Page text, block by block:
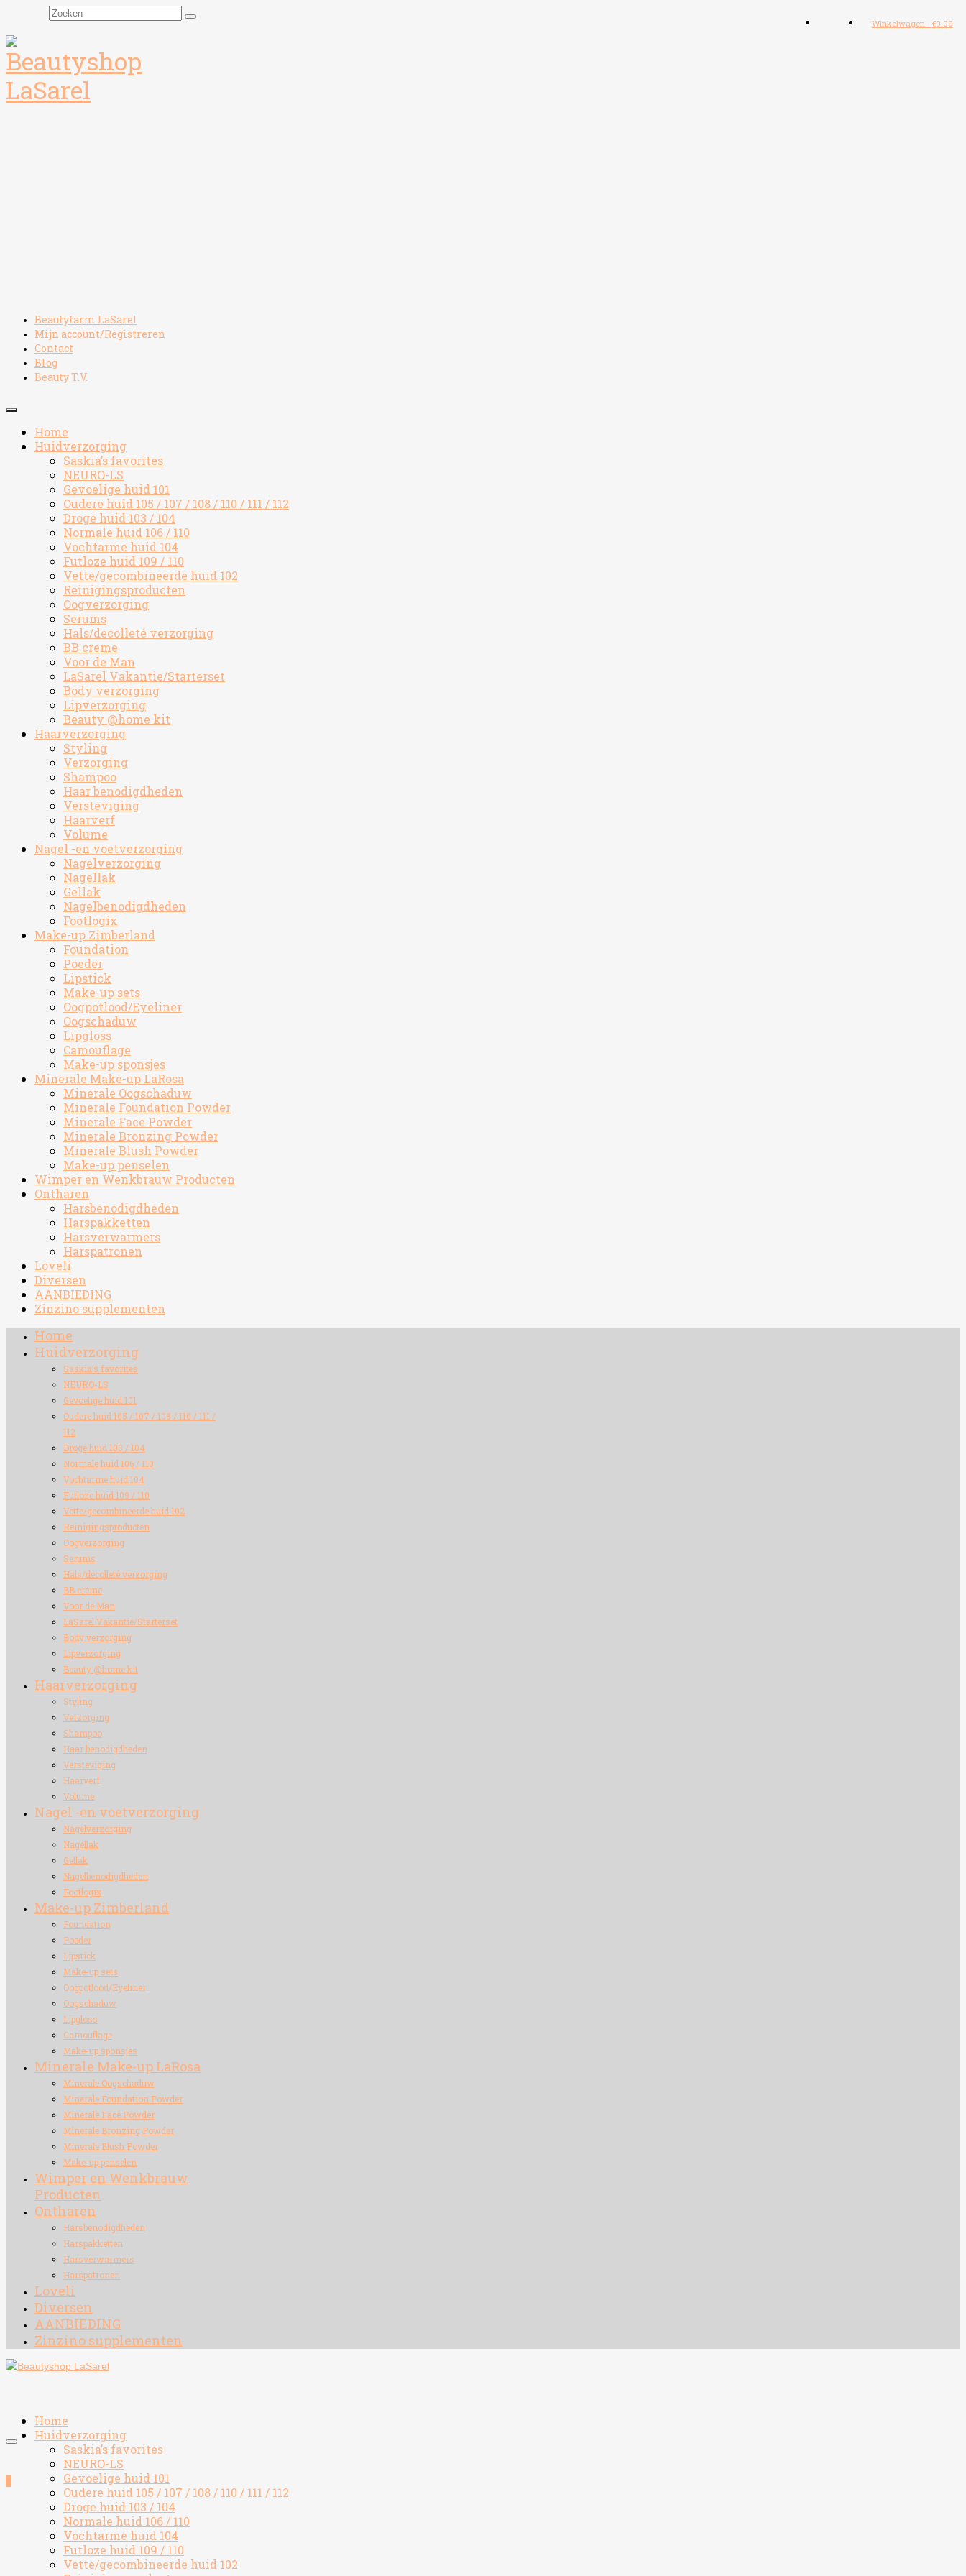
Winkelwagen - €0.00
Zoeken
Beautyfarm LaSarel
Mijn account/Registreren
Contact
Blog
Beauty T.V.
Home
Huidverzorging
Saskia’s favorites
NEURO-LS
Gevoelige huid 101
Oudere huid 105 / 107 / 108 / 110 / 111 / 112
Droge huid 103 / 104
Normale huid 106 / 110
Vochtarme huid 104
Futloze huid 109 / 110
Vette/gecombineerde huid 102
Reinigingsproducten
Oogverzorging
Serums
Hals/decolleté verzorging
BB creme
Voor de Man
LaSarel Vakantie/Starterset
Body verzorging
Lipverzorging
Beauty @home kit
Haarverzorging
Styling
Verzorging
Shampoo
Haar benodigdheden
Versteviging
Haarverf
Volume
Nagel -en voetverzorging
Nagelverzorging
Nagellak
Gellak
Nagelbenodigdheden
Footlogix
Make-up Zimberland
Foundation
Poeder
Lipstick
Make-up sets
Oogpotlood/Eyeliner
Oogschaduw
Lipgloss
Camouflage
Make-up sponsjes
Minerale Make-up LaRosa
Minerale Oogschaduw
Minerale Foundation Powder
Minerale Face Powder
Minerale Bronzing Powder
Minerale Blush Powder
Make-up penselen
Wimper en Wenkbrauw Producten
Ontharen
Harsbenodigdheden
Harspakketten
Harsverwarmers
Harspatronen
Loveli
Diversen
AANBIEDING
Zinzino supplementen
Home
Huidverzorging
Saskia’s favorites
NEURO-LS
Gevoelige huid 101
Oudere huid 105 / 107 / 108 / 110 / 111 /
112
Droge huid 103 / 104
Normale huid 106 / 110
Vochtarme huid 104
Futloze huid 109 / 110
Vette/gecombineerde huid 102
Reinigingsproducten
Oogverzorging
Serums
Hals/decolleté verzorging
BB creme
Voor de Man
LaSarel Vakantie/Starterset
Body verzorging
Lipverzorging
Beauty @home kit
Haarverzorging
Styling
Verzorging
Shampoo
Haar benodigdheden
Versteviging
Haarverf
Volume
Nagel -en voetverzorging
Nagelverzorging
Nagellak
Gellak
Nagelbenodigdheden
Footlogix
Make-up Zimberland
Foundation
Poeder
Lipstick
Make-up sets
Oogpotlood/Eyeliner
Oogschaduw
Lipgloss
Camouflage
Make-up sponsjes
Minerale Make-up LaRosa
Minerale Oogschaduw
Minerale Foundation Powder
Minerale Face Powder
Minerale Bronzing Powder
Minerale Blush Powder
Make-up penselen
Wimper en Wenkbrauw
Producten
Ontharen
Harsbenodigdheden
Harspakketten
Harsverwarmers
Harspatronen
Loveli
Diversen
AANBIEDING
Zinzino supplementen
Home
Huidverzorging
Saskia’s favorites
NEURO-LS
Gevoelige huid 101
Oudere huid 105 / 107 / 108 / 110 / 111 / 112
Droge huid 103 / 104
Normale huid 106 / 110
Vochtarme huid 104
Futloze huid 109 / 110
Vette/gecombineerde huid 102